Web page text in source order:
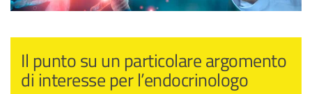
Il punto su un particolare argomento
di interesse per l’endocrinologo